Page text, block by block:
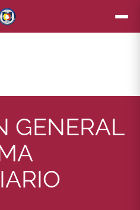
GENERAL